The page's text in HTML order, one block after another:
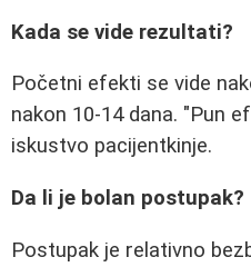
Kada se vide rezultati?
Početni efekti se vide
nakon 10-14 dana. "Pun
iskustvo pacijentkinje.
Da li je bolan postupak?
Postupak je relativno